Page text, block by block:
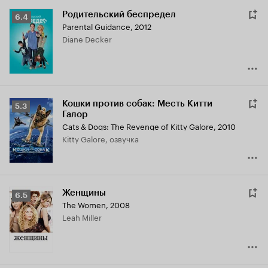
Рейтинг
Кинопоиска
6.4
6.4 Родительский беспредел
Parental Guidance, 2012
Diane Decker
Рейтинг
Кинопоиска
5.3
5.3
Кошки против собак: Месть Китти
Галор
Cats & Dogs: The Revenge of Kitty Galore, 2010
Kitty Galore, озвучка
Рейтинг
Кинопоиска
6.5
6.5 Женщины
The Women, 2008
Leah Miller